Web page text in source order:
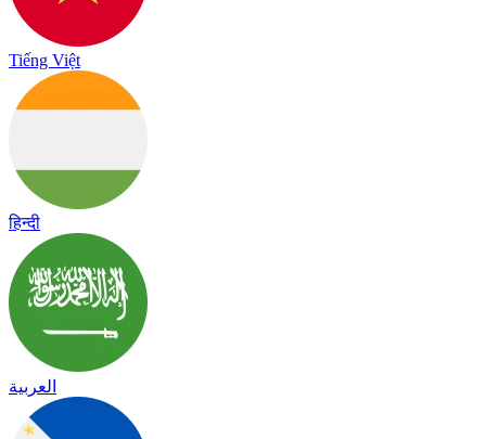
Tiếng Việt
हिन्दी
العربية